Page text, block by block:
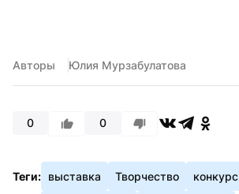
Авторы Юлия Мурзабулатова
0 0
Теги: выставка Творчество конкурс